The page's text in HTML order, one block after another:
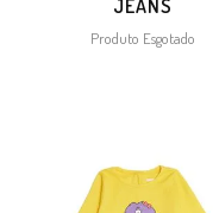
JEANS
Produto Esgotado